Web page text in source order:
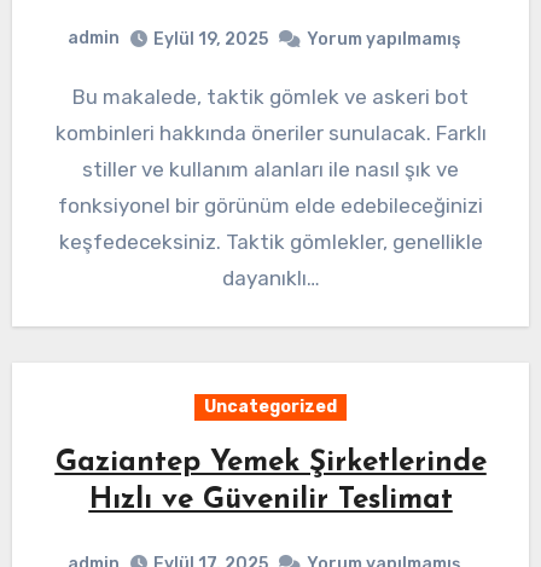
admin Eylül 19, 2025 Yorum yapılmamış
Bu makalede, taktik gömlek ve askeri bot
kombinleri hakkında öneriler sunulacak. Farklı
stiller ve kullanım alanları ile nasıl şık ve
fonksiyonel bir görünüm elde edebileceğinizi
keşfedeceksiniz. Taktik gömlekler, genellikle
dayanıklı…
Uncategorized
Gaziantep Yemek Şirketlerinde
Hızlı ve Güvenilir Teslimat